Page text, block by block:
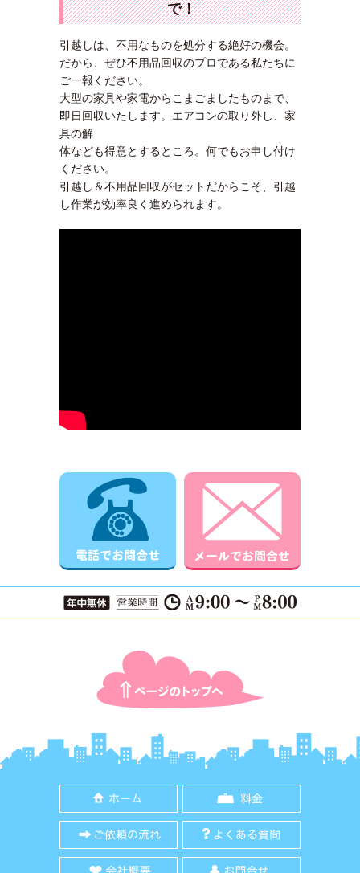
で！
引越しは、不用なものを処分する絶好の機会。
だから、ぜひ不用品回収のプロである私たちに
ご一報ください。
大型の家具や家電からこまごましたものまで、
即日回収いたします。エアコンの取り外し、家
具の解
体なども得意とするところ。何でもお申し付け
ください。
引越し＆不用品回収がセットだからこそ、引越
し作業が効率良く進められます。
電話でお問合せ
ご依頼の流れ
会社概要